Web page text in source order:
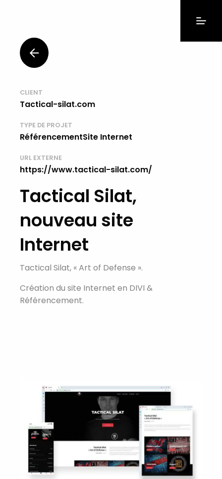
CLIENT
Tactical-silat.com
TYPE DE PROJET
RéférencementSite Internet
URL EXTERNE
https://www.tactical-silat.com/
Tactical Silat,
nouveau site
Internet
Tactical Silat, « Art of Defense ».
Création du site Internet en DIVI &
Référencement.